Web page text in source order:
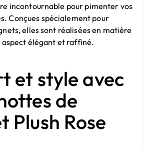
incontournable pour pimenter vos
Conçues spécialement pour
elles sont réalisées en matière
élégant et raffiné.
et style avec
de
Plush Rose